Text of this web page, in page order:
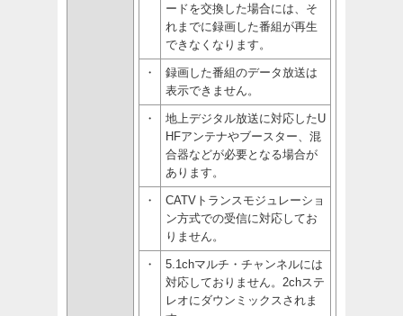
ードを交換した場合には、そ
れまでに録画した番組が再生
できなくなります。
・
録画した番組のデータ放送は
表示できません。
・
地上デジタル放送に対応したU
HFアンテナやブースター、混
合器などが必要となる場合が
あります。
・
CATVトランスモジュレーショ
ン方式での受信に対応してお
りません。
・
5.1chマルチ・チャンネルには
対応しておりません。2chステ
レオにダウンミックスされま